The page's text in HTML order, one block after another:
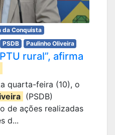
da Conquista
PSDB Paulinho Oliveira
rural”, afirma
quarta-feira (10), o
(PSDB)
de ações realizadas
d...